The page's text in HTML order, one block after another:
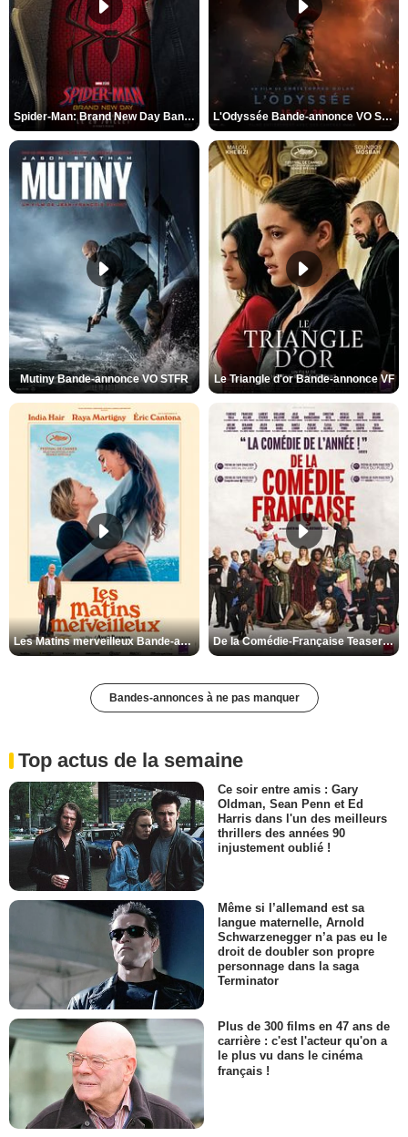
Spider-Man: Brand New Day Bande-annonce VO STFR L'Odyssée Bande-annonce VO STFR
Mutiny Bande-annonce VO STFR Le Triangle d'or Bande-annonce VF
Les Matins merveilleux Bande-annonce VF De la Comédie-Française Teaser VF
Bandes-annonces à ne pas manquer
Top actus de la semaine
Ce soir entre amis : Gary
Oldman, Sean Penn et Ed
Harris dans l'un des meilleurs
thrillers des années 90
injustement oublié !
Même si l’allemand est sa
langue maternelle, Arnold
Schwarzenegger n’a pas eu le
droit de doubler son propre
personnage dans la saga
Terminator
Plus de 300 films en 47 ans de
carrière : c'est l'acteur qu'on a
le plus vu dans le cinéma
français !